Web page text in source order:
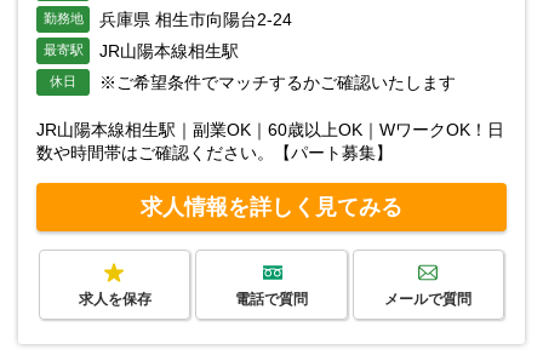
勤務地 兵庫県 相生市向陽台2-24
最寄駅 JR山陽本線相生駅
休日 ※ご希望条件でマッチするかご確認いたします
JR山陽本線相生駅｜副業OK｜60歳以上OK｜WワークOK！日
数や時間帯はご確認ください。【パート募集】
求人情報を詳しく見てみる
求人を保存 電話で質問 メールで質問